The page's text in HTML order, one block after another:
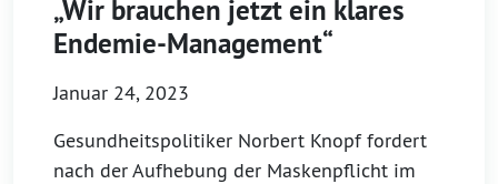
„Wir brauchen jetzt ein klares
Endemie-Management“
Januar 24, 2023
Gesundheitspolitiker Norbert Knopf fordert
nach der Aufhebung der Maskenpflicht im